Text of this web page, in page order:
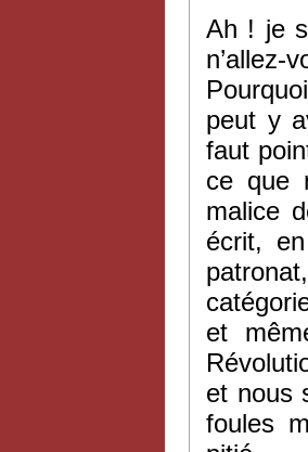
Ah ! je
peut y
faut
ce que
malice
écrit,
et
et nous
foules